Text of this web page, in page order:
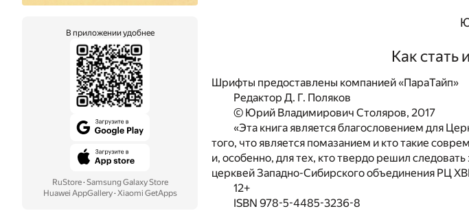
В приложении удобнее
RuStore· Samsung Galaxy Store
Huawei AppGallery· Xiaomi GetApps
Как стать
Шрифты предоставлены компанией «ПараТайп»
Редактор Д. Г. Поляков
© Юрий Владимирович Столяров, 2017
«Эта книга является благословением для
того, что является помазанием и кто такие
и, особенно, для тех, кто твердо решил
церквей Западно-Сибирского объединения РЦ
12+
ISBN 978-5-4485-3236-8